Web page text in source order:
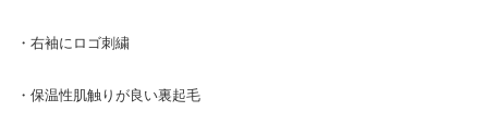
・右袖にロゴ刺繍
・保温性肌触りが良い裏起毛